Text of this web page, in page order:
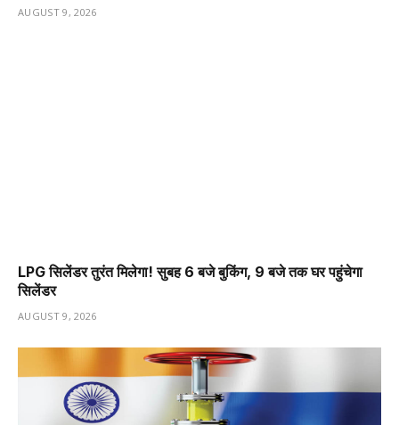
AUGUST 9, 2026
LPG सिलेंडर तुरंत मिलेगा! सुबह 6 बजे बुकिंग, 9 बजे तक घर पहुंचेगा
सिलेंडर
AUGUST 9, 2026